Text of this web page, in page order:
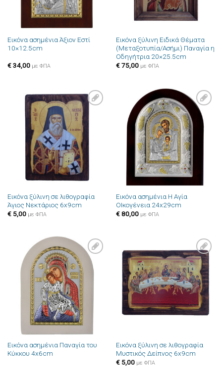
Εικόνα ασημένια Άξιον Εστί
10×12.5cm
€34,00 με ΦΠΑ
Εικόνα ξύλινη Ειδικά Θέματα
(Μεταξοτυπία/Ασήμι) Παναγία η
Οδηγήτρια 20×25.5cm
€75,00 με ΦΠΑ
Πρόσθήκη
στην λίστα
επιθυμιών
Εικόνα ξύλινη σε λιθογραφία
Άγιος Νεκτάριος 6x9cm
€5,00 με ΦΠΑ
Πρόσθήκη
στην λίστα
επιθυμιών
Εικόνα ασημένια Η Αγία
ΟΙκογένεια 24x29cm
€80,00 με ΦΠΑ
Πρόσθήκη
στην λίστα
επιθυμιών
Εικόνα ασημένια Παναγία του
Κύκκου 4x6cm
Πρόσθήκη
στην λίστα
επιθυμιών
Εικόνα ξύλινη σε λιθογραφία
Μυστικός Δείπνος 6x9cm
€5,00 με ΦΠΑ